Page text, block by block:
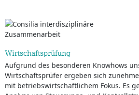
Wirtschaftsprüfung
Aufgrund des besonderen Knowhows
Wirtschaftsprüfer ergeben sich
mit betriebswirtschaftlichem Fokus. Es